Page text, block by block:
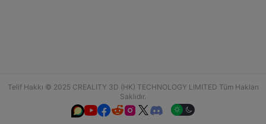
Telif Hakkı © 2025 CREALITY 3D (HK) TECHNOLOGY LIMITED Tüm Hakları
Saklıdır.
  